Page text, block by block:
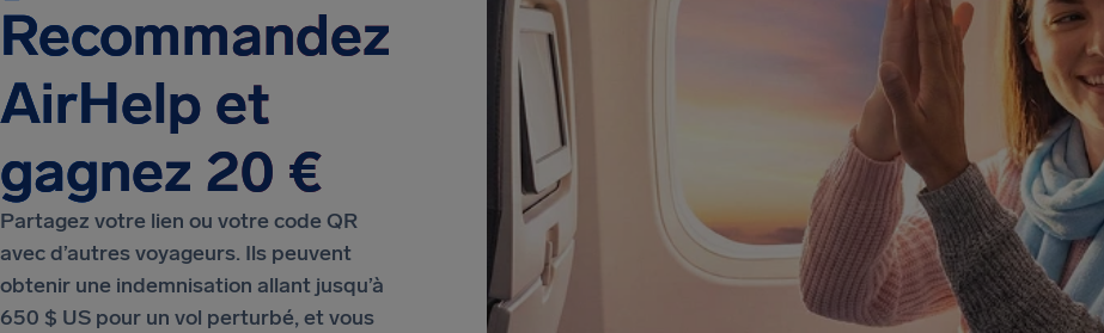
Recommandez
AirHelp et
gagnez 20 €
Partagez votre lien ou votre code QR
avec d’autres voyageurs. Ils peuvent
obtenir une indemnisation allant jusqu’à
650 $ US pour un vol perturbé, et vous